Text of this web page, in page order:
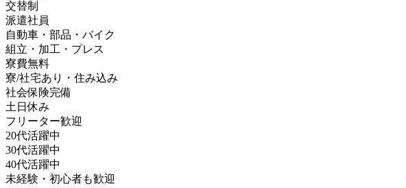
交替制
派遣社員
自動車・部品・バイク
組立・加工・プレス
寮費無料
寮/社宅あり・住み込み
社会保険完備
土日休み
フリーター歓迎
20代活躍中
30代活躍中
40代活躍中
未経験・初心者も歓迎